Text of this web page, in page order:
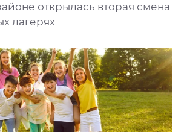
открылась вторая смена
лагерях